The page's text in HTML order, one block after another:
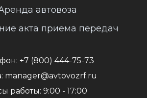
автовоза
акта приема передач
+7 (800) 444-75-73
manager@avtovozrf.ru
работы: 9:00 - 17:00